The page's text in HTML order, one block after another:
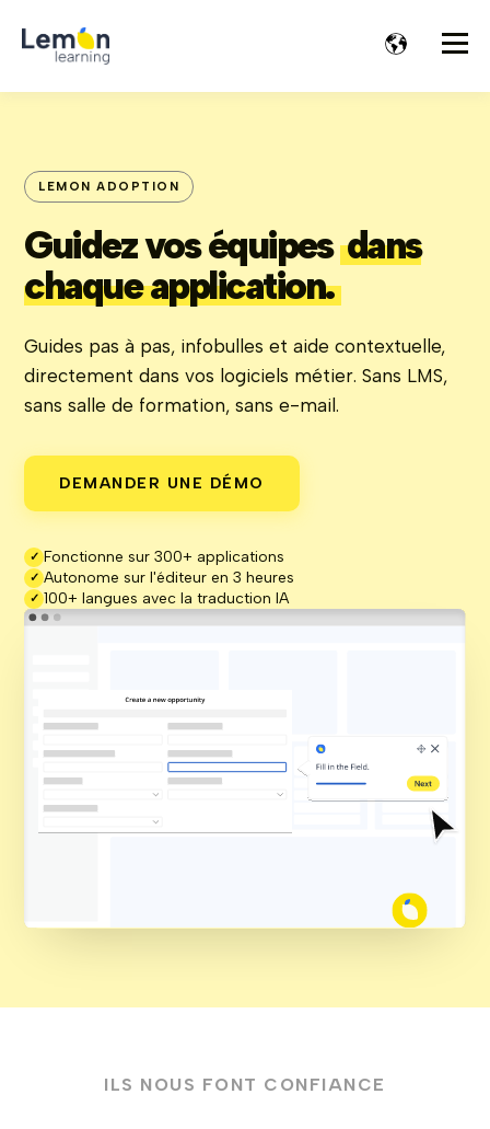
LEMON ADOPTION
Guidez vos équipes dans
chaque application.
Guides pas à pas, infobulles et aide contextuelle,
directement dans vos logiciels métier. Sans LMS,
sans salle de formation, sans e-mail.
DEMANDER UNE DÉMO
✓ Fonctionne sur 300+ applications
✓ Autonome sur l'éditeur en 3 heures
✓ 100+ langues avec la traduction IA
ILS NOUS FONT CONFIANCE